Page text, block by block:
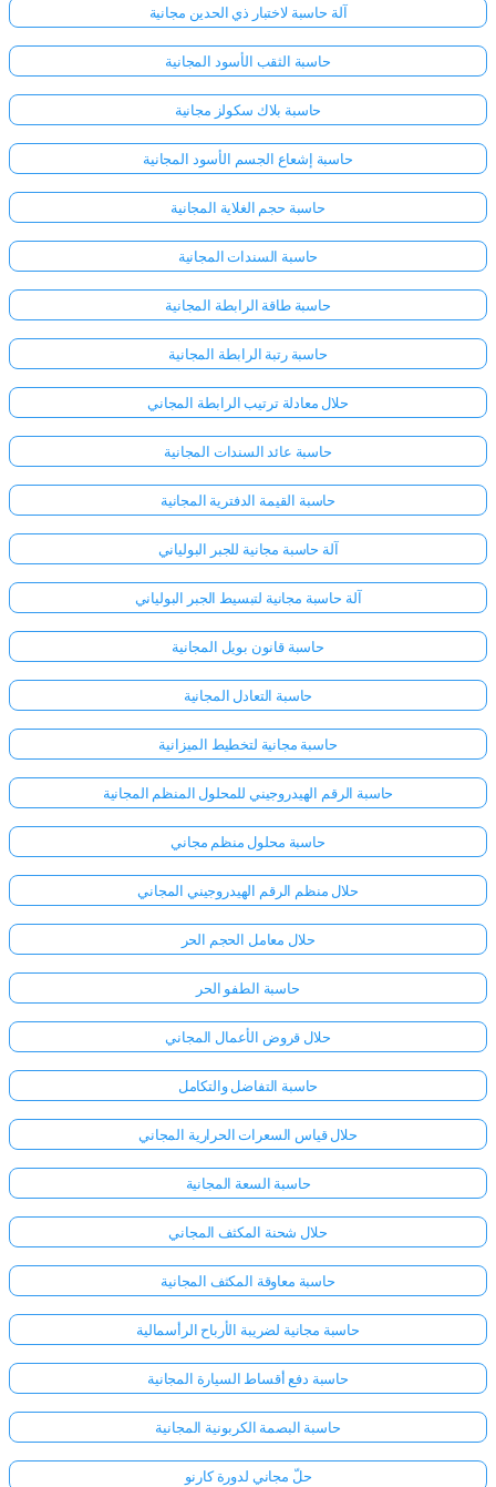
توجد
أسئلة
بعد
سؤالك
آلة حاسبة لاختبار ذي الحدين مجانية
حاسبة الثقب الأسود المجانية
حاسبة بلاك سكولز مجانية
حاسبة إشعاع الجسم الأسود المجانية
حاسبة حجم الغلاية المجانية
حاسبة السندات المجانية
حاسبة طاقة الرابطة المجانية
حاسبة رتبة الرابطة المجانية
حلال معادلة ترتيب الرابطة المجاني
حاسبة عائد السندات المجانية
حاسبة القيمة الدفترية المجانية
آلة حاسبة مجانية للجبر البولياني
آلة حاسبة مجانية لتبسيط الجبر البولياني
حاسبة قانون بويل المجانية
حاسبة التعادل المجانية
حاسبة مجانية لتخطيط الميزانية
حاسبة الرقم الهيدروجيني للمحلول المنظم المجانية
حاسبة محلول منظم مجاني
حلال منظم الرقم الهيدروجيني المجاني
حلال معامل الحجم الحر
حاسبة الطفو الحر
حلال قروض الأعمال المجاني
حاسبة التفاضل والتكامل
حلال قياس السعرات الحرارية المجاني
حاسبة السعة المجانية
حلال شحنة المكثف المجاني
حاسبة معاوقة المكثف المجانية
حاسبة مجانية لضريبة الأرباح الرأسمالية
حاسبة دفع أقساط السيارة المجانية
حاسبة البصمة الكربونية المجانية
حلّ مجاني لدورة كارنو